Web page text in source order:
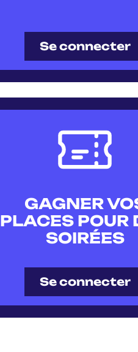
Se connecter
GAGNER
PLACES POUR
SOIRÉES
Se connecter